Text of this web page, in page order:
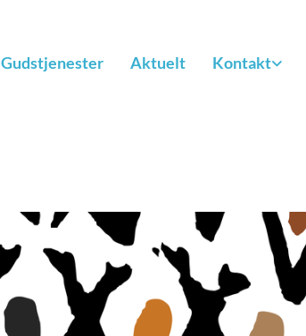
Gudstjenester Aktuelt Kontakt